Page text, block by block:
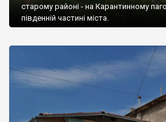
старому районі - на Карантинному
південній частині міста.